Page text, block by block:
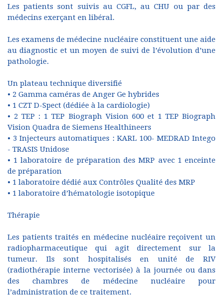
Les patients sont suivis au CGFL, au CHU ou par des
médecins exerçant en libéral.
Les examens de médecine nucléaire constituent une aide
au diagnostic et un moyen de suivi de l’évolution d’une
pathologie.
Un plateau technique diversifié
• 2 Gamma caméras de Anger Ge hybrides
• 1 CZT D-Spect (dédiée à la cardiologie)
• 2 TEP : 1 TEP Biograph Vision 600 et 1 TEP Biograph
Vision Quadra de Siemens Healthineers
• 3 Injecteurs automatiques : KARL 100- MEDRAD Intego
- TRASIS Unidose
• 1 laboratoire de préparation des MRP avec 1 enceinte
de préparation
• 1 laboratoire dédié aux Contrôles Qualité des MRP
• 1 laboratoire d’hématologie isotopique
Thérapie
Les patients traités en médecine nucléaire reçoivent un
radiopharmaceutique qui agit directement sur la
tumeur. Ils sont hospitalisés en unité de RIV
(radiothérapie interne vectorisée) à la journée ou dans
des chambres de médecine nucléaire pour
l’administration de ce traitement.